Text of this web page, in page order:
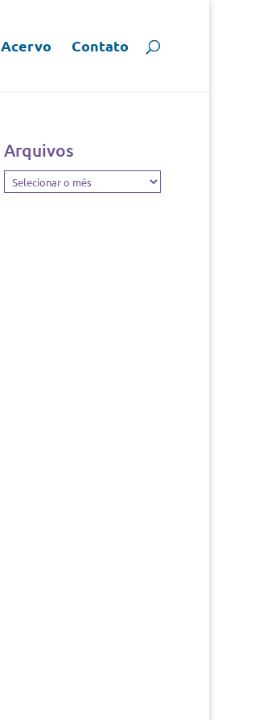
Acervo Contato
Arquivos
Arquivos